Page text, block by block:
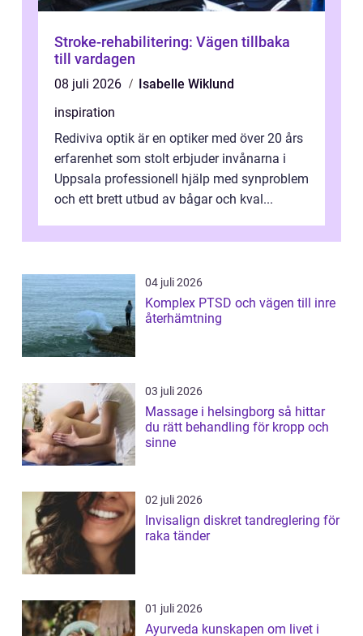
Stroke-rehabilitering: Vägen tillbaka
till vardagen
08 juli 2026
Isabelle Wiklund
inspiration
Rediviva optik är en optiker med över 20 års
erfarenhet som stolt erbjuder invånarna i
Uppsala professionell hjälp med synproblem
och ett brett utbud av bågar och kval...
04 juli 2026
Komplex PTSD och vägen till inre
återhämtning
03 juli 2026
Massage i helsingborg så hittar
du rätt behandling för kropp och
sinne
02 juli 2026
Invisalign diskret tandreglering för
raka tänder
01 juli 2026
Ayurveda kunskapen om livet i